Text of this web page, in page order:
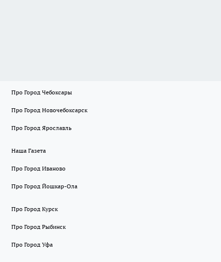
Про Город Чебоксары
Про Город Новочебоксарск
Про Город Ярославль
Наша Газета
Про Город Иваново
Про Город Йошкар-Ола
Про Город Курск
Про Город Рыбинск
Про Город Уфа